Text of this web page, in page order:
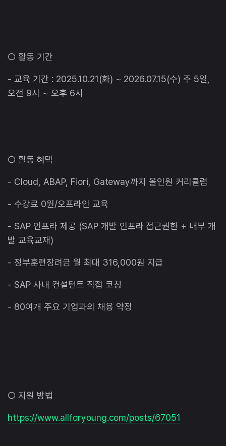
○ 활동 기간
- 교육 기간 : 2025.10.21(화) ~ 2026.07.15(수) 주 5일,
오전 9시 ~ 오후 6시
○ 활동 혜택
- Cloud, ABAP, Fiori, Gateway까지 올인원 커리큘럼
- 수강료 0원/오프라인 교육
- SAP 인프라 제공 (SAP 개발 인프라 접근권한 + 내부 개
발 교육교재)
- 정부훈련장려금 월 최대 316,000원 지급
- SAP 사내 컨설턴트 직접 코칭
- 80여개 주요 기업과의 채용 약정
○ 지원 방법
https://www.allforyoung.com/posts/67051